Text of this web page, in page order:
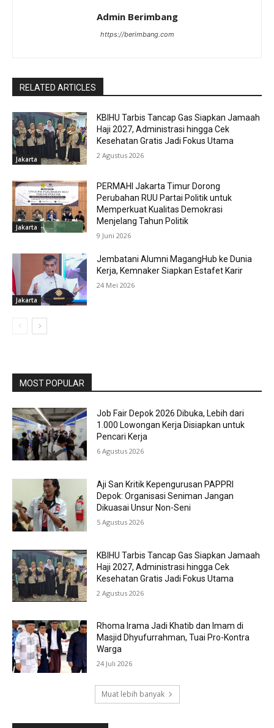
Admin Berimbang
https://berimbang.com
RELATED ARTICLES
Jakarta
KBIHU Tarbis Tancap Gas Siapkan Jamaah
Haji 2027, Administrasi hingga Cek
Kesehatan Gratis Jadi Fokus Utama
2 Agustus 2026
Jakarta
PERMAHI Jakarta Timur Dorong
Perubahan RUU Partai Politik untuk
Memperkuat Kualitas Demokrasi
Menjelang Tahun Politik
9 Juni 2026
Jakarta
Jembatani Alumni MagangHub ke Dunia
Kerja, Kemnaker Siapkan Estafet Karir
24 Mei 2026
MOST POPULAR
Job Fair Depok 2026 Dibuka, Lebih dari
1.000 Lowongan Kerja Disiapkan untuk
Pencari Kerja
6 Agustus 2026
Aji San Kritik Kepengurusan PAPPRI
Depok: Organisasi Seniman Jangan
Dikuasai Unsur Non-Seni
5 Agustus 2026
KBIHU Tarbis Tancap Gas Siapkan Jamaah
Haji 2027, Administrasi hingga Cek
Kesehatan Gratis Jadi Fokus Utama
2 Agustus 2026
Rhoma Irama Jadi Khatib dan Imam di
Masjid Dhyufurrahman, Tuai Pro-Kontra
Warga
24 Juli 2026
Muat lebih banyak